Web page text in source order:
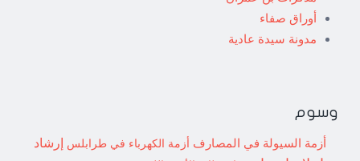
أوراق صفاء
مدونة سيدة عادية
وسوم
أزمة السيولة في المصارف أزمة الكهرباء في طرابلس إرشاد